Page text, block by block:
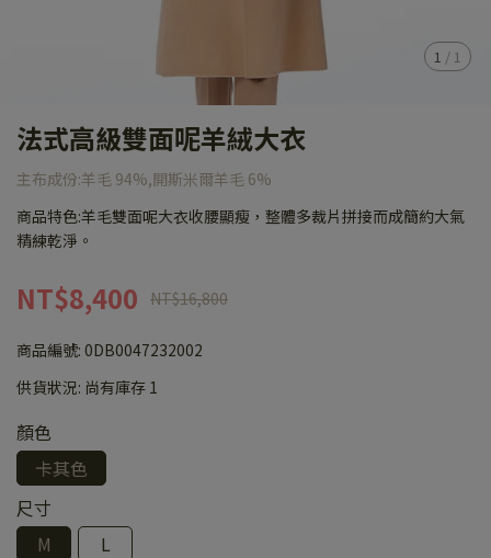
1 / 1
法式高級雙面呢羊絨大衣
主布成份:羊毛 94%,開斯米爾羊毛 6%
商品特色:羊毛雙面呢大衣收腰顯瘦，整體多裁片拼接而成簡約大氣
精練乾淨。
NT$8,400 NT$16,800
商品編號: 0DB0047232002
供貨狀況: 尚有庫存 1
顏色
卡其色
尺寸
M
L